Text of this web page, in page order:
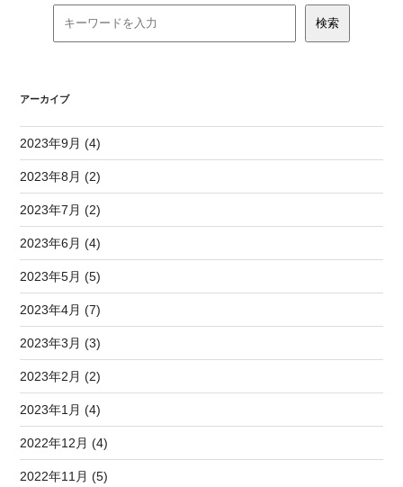
アーカイブ
2023年9月 (4)
2023年8月 (2)
2023年7月 (2)
2023年6月 (4)
2023年5月 (5)
2023年4月 (7)
2023年3月 (3)
2023年2月 (2)
2023年1月 (4)
2022年12月 (4)
2022年11月 (5)